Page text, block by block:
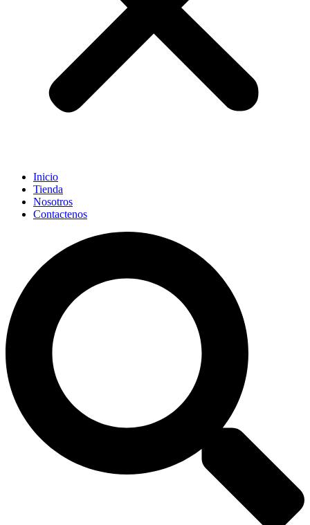
Inicio
Tienda
Nosotros
Contactenos